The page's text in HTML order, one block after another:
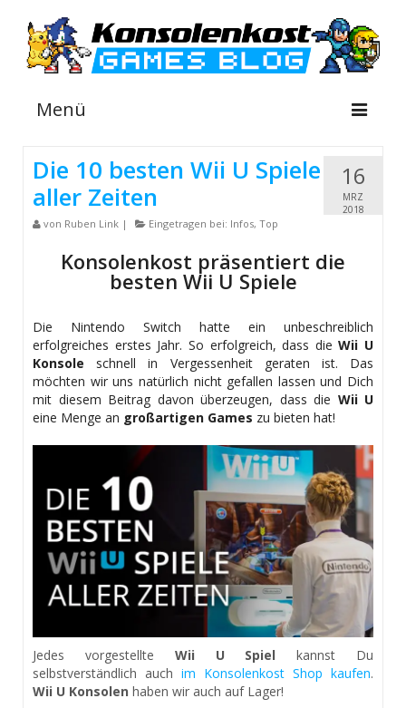
Menü
NEWS
INFOS
GUIDES
16
MRZ
2018
Die 10 besten Wii U Spiele
aller Zeiten
von Ruben Link | Eingetragen bei: Infos, Top
Konsolenkost präsentiert die
besten Wii U Spiele
Die Nintendo Switch hatte ein unbeschreiblich
erfolgreiches erstes Jahr. So erfolgreich, dass dieWii U
Konsole schnell in Vergessenheit geraten ist. Das
möchten wir uns natürlich nicht gefallen lassen und Dich
mit diesem Beitrag davon überzeugen, dass die Wii U
eine Menge an großartigen Games zu bieten hat!
Jedes vorgestellte Wii U Spiel kannst Du
selbstverständlich auch im Konsolenkost Shop kaufen.
Wii U Konsolen haben wir auch auf Lager!